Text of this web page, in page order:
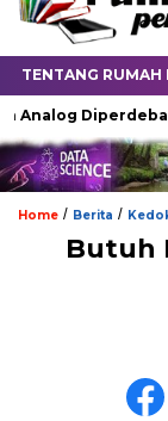
TENTANG RUMAH
Home / Berita /
Butuh